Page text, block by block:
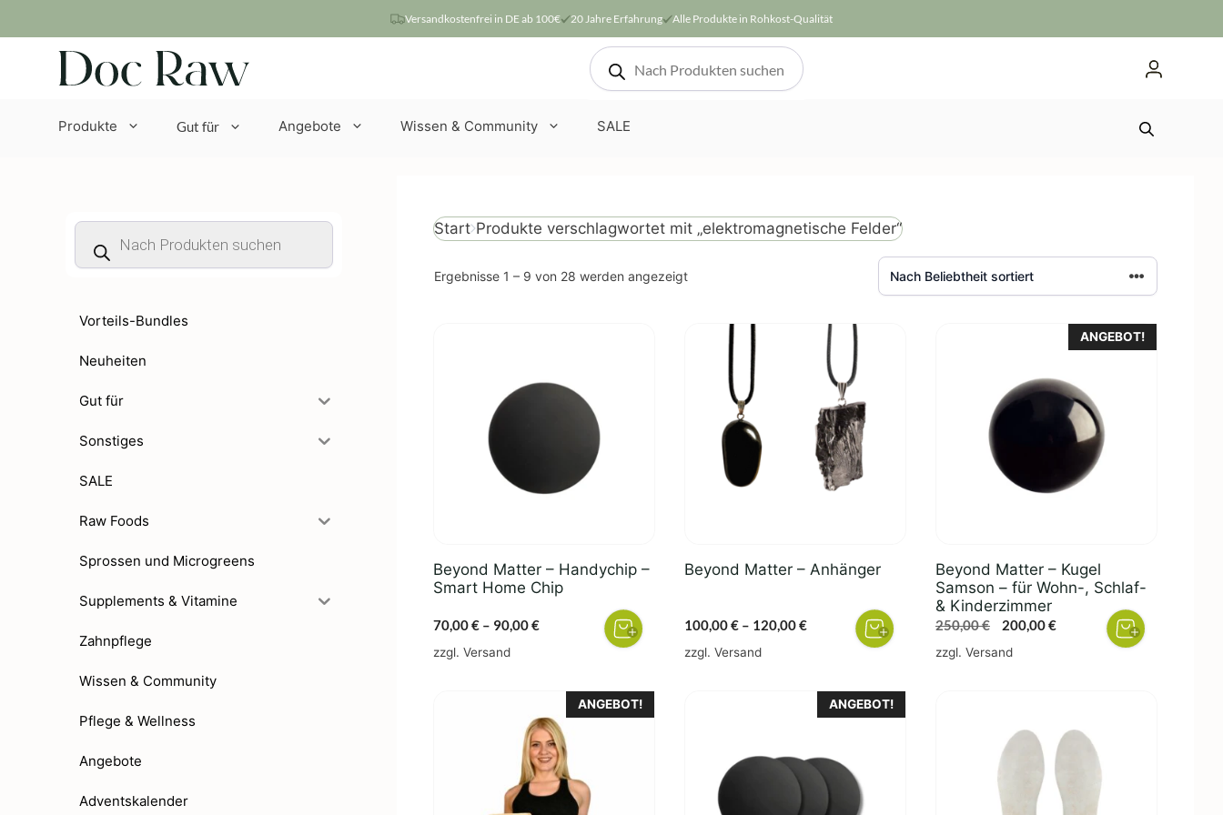
Inhalt
springen
Versandkostenfrei in DE ab 100€ 20 Jahre Erfahrung Alle Produkte in Rohkost-Qualität
Products
search
Produkte Gut für Angebote Wissen & Community SALE
Start Produkte verschlagwortet mit „elektromagnetische Felder“
Ergebnisse 1 – 9 von 28 werden angezeigtNach
Beyond Matter – Handychip –
Smart Home Chip
70,00€ – 90,00€Preisspanne:
90,00 €
zzgl. Versand
Varianten
der
Produktseite
werden
Beyond Matter – Anhänger
100,00€ – 120,00€Preisspanne:
100,00 €
120,00 €
zzgl. Versand
Dieses
Produkt
mehrere
Varianten
Optionen
der
Produktseite
werden
ANGEBOT!
Beyond Matter – Kugel
Samson – für Wohn-, Schlaf-
& Kinderzimmer
250,00€
Ursprünglicher
Preis
200,00€Aktueller
zzgl. Versand
ANGEBOT! ANGEBOT!
Products
search
Vorteils-Bundles
Neuheiten
Gut für
Sonstiges
SALE
Raw Foods
Sprossen und Microgreens
Supplements & Vitamine
Zahnpflege
Wissen & Community
Pflege & Wellness
Angebote
Adventskalender